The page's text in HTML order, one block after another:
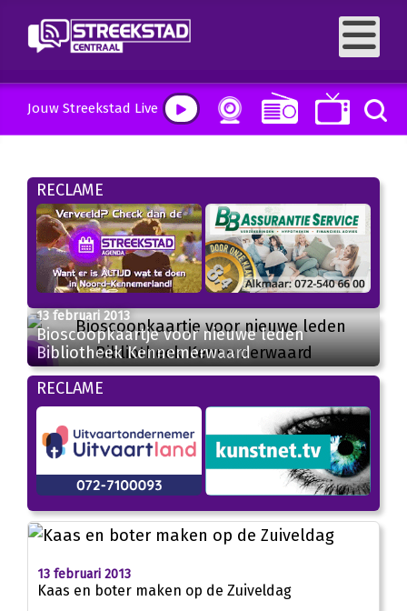
Jouw Streekstad Live
RECLAME
13 februari 2013
Bioscoopkaartje voor nieuwe leden
Bibliotheek Kennemerwaard
RECLAME
13 februari 2013
Kaas en boter maken op de Zuiveldag